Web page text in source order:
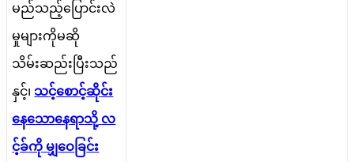
မညသညပငလ
မမကမဆ
သမဆည ပသည
နင၊ သငစငဆင
နသနရသ လ
ငခက မဝ ခင